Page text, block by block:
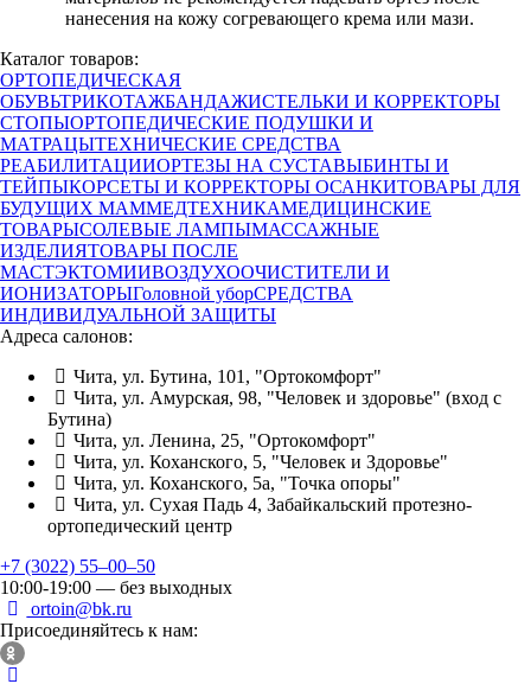
нанесения на кожу согревающего крема или мази.
Каталог товаров:
ОРТОПЕДИЧЕСКАЯ
ОБУВЬТРИКОТАЖБАНДАЖИСТЕЛЬКИ И КОРРЕКТОРЫ
СТОПЫОРТОПЕДИЧЕСКИЕ ПОДУШКИ И
МАТРАЦЫТЕХНИЧЕСКИЕ СРЕДСТВА
РЕАБИЛИТАЦИИОРТЕЗЫ НА СУСТАВЫБИНТЫ И
ТЕЙПЫКОРСЕТЫ И КОРРЕКТОРЫ ОСАНКИТОВАРЫ ДЛЯ
БУДУЩИХ МАММЕДТЕХНИКАМЕДИЦИНСКИЕ
ТОВАРЫСОЛЕВЫЕ ЛАМПЫМАССАЖНЫЕ
ИЗДЕЛИЯТОВАРЫ ПОСЛЕ
МАСТЭКТОМИИВОЗДУХООЧИСТИТЕЛИ И
ИОНИЗАТОРЫГоловной уборСРЕДСТВА
ИНДИВИДУАЛЬНОЙ ЗАЩИТЫ
Адреса салонов:
Чита, ул. Бутина, 101, "Ортокомфорт"
Чита, ул. Амурская, 98, "Человек и здоровье" (вход с
Бутина)
Чита, ул. Ленина, 25, "Ортокомфорт"
Чита, ул. Коханского, 5, "Человек и Здоровье"
Чита, ул. Коханского, 5а, "Точка опоры"
Чита, ул. Сухая Падь 4, Забайкальский протезно-
ортопедический центр
+7 (3022) 55‒00‒50
10:00-19:00 — без выходных
ortoin@bk.ru
Присоединяйтесь к нам: